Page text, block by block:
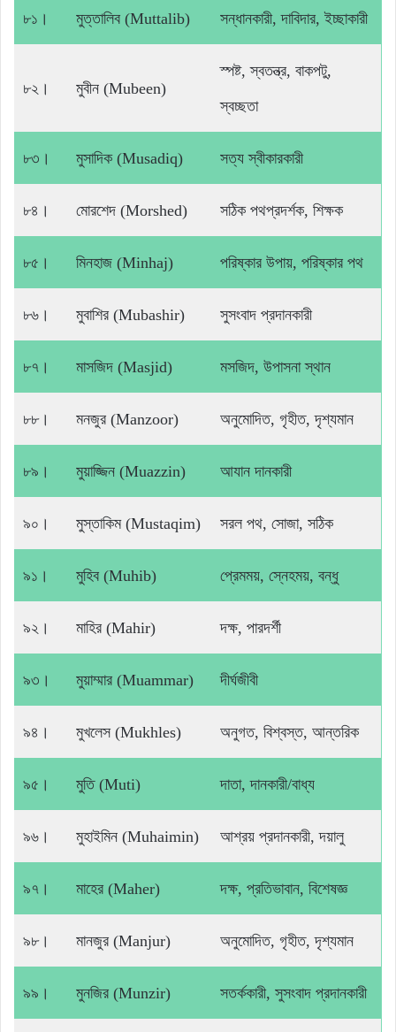
৮১। মুত্তালিব (Muttalib) সন্ধানকারী, দাবিদার, ইচ্ছাকারী
৮২। মুবীন (Mubeen)
স্পষ্ট, স্বতন্ত্র, বাকপটু,
স্বচ্ছতা
৮৩। মুসাদিক (Musadiq) সত্য স্বীকারকারী
৮৪। মোরশেদ (Morshed) সঠিক পথপ্রদর্শক, শিক্ষক
৮৫। মিনহাজ (Minhaj) পরিষ্কার উপায়, পরিষ্কার পথ
৮৬। মুবাশির (Mubashir) সুসংবাদ প্রদানকারী
৮৭। মাসজিদ (Masjid) মসজিদ, উপাসনা স্থান
৮৮। মনজুর (Manzoor) অনুমোদিত, গৃহীত, দৃশ্যমান
৮৯। মুয়াজ্জিন (Muazzin) আযান দানকারী
৯০। মুস্তাকিম (Mustaqim) সরল পথ, সোজা, সঠিক
৯১। মুহিব (Muhib) প্রেমময়, স্নেহময়, বন্ধু
৯২। মাহির (Mahir) দক্ষ, পারদর্শী
৯৩। মুয়াম্মার (Muammar) দীর্ঘজীবী
৯৪। মুখলেস (Mukhles) অনুগত, বিশ্বস্ত, আন্তরিক
৯৫। মুতি (Muti) দাতা, দানকারী/বাধ্য
৯৬। মুহাইমিন (Muhaimin) আশ্রয় প্রদানকারী, দয়ালু
৯৭। মাহের (Maher) দক্ষ, প্রতিভাবান, বিশেষজ্ঞ
৯৮। মানজুর (Manjur) অনুমোদিত, গৃহীত, দৃশ্যমান
৯৯। মুনজির (Munzir) সতর্ককারী, সুসংবাদ প্রদানকারী